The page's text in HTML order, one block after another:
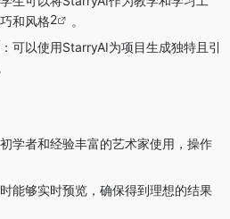
和风格2
。
：可以使用StarryAI为项目生成独特且引
初学者和经验丰富的艺术家使用，操作
能够实时预览，确保得到理想的结果